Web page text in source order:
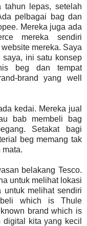
tahun lepas, setelah
pelbagai bag dan
Mereka juga ada
mereka sendiri
mereka. Saya
ini satu konsep
beg dan tempat
brand yang well
kedai. Mereka jual
bab membeli bag
Setakat bagi
beg memang tak
mata.
belakang Tesco.
untuk melihat lokasi
untuk melihat sendiri
which is Thule
brand which is
kita yang kecil